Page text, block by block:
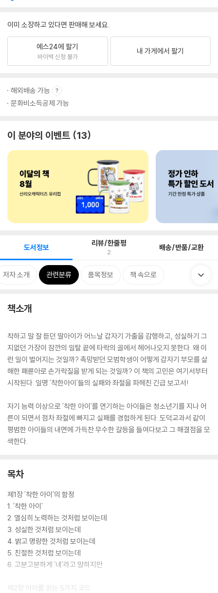
이미 소장하고 있다면 판매해 보세요.
예스24에 팔기
바이백 신청 불가
내 가게에서 팔기
해외배송 가능
문화비소득공제 가능
이 분야의 이벤트 13
도서정보 리뷰/한줄평
2 배송/반품/교환
저자 소개 관련분류 품목정보 책 속으로
책소개
착하고 말 잘 듣던 딸아이가 어느날 갑자기 가출을 감행하고, 성실하기 그
지없던 가장이 잠깐의 일탈 끝에 타락의 골에서 헤어나오지 못한다. 왜 이
런 일이 벌어지는 것일까? 촉망받던 모범학생이 어떻게 갑자기 부모를 살
해한 패륜아로 손가락질을 받게 되는 것일까? 이 책의 고민은 여기서부터
시작된다. 일명 '착한아이'들의 실패와 좌절을 파헤친 긴급 보고서!
자기 능력 이상으로 '착한 아이'를 연기하는 아이들은 청소년기를 지나 어
른이 되면서 점차 좌절에 빠지고 실패를 경험하게 된다. 도덕교과서 같이
평범한 아이들의 내면에 가득찬 무수한 갈등을 들여다보고 그 해결점을 모
색한다.
목차
제1장 '착한 아이'의 함정
1. '착한 아이'
2. 열심히 노력하는 것처럼 보이는데
3. 성실한 것처럼 보이는데
4. 밝고 명랑한 것처럼 보이는데
5. 친절한 것처럼 보이는데
6. 고분고분하게 '네'라고 말하지만
제2장 아이를 읽는 5가지 코드